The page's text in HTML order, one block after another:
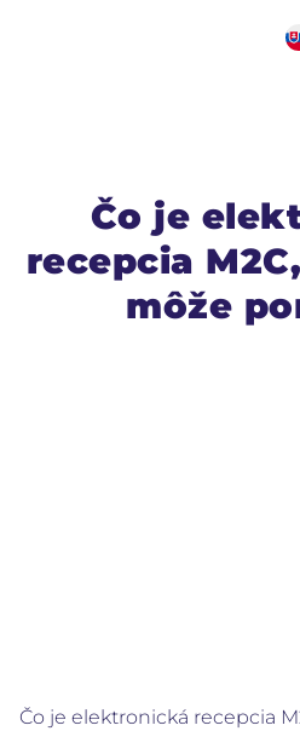
Čo je
recepcia
môže
Čo je elektronická recepcia